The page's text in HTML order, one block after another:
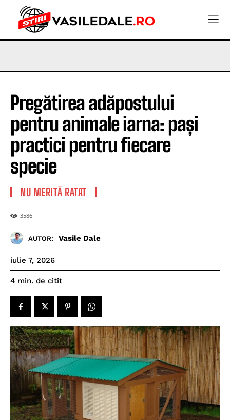
Pregătirea adăpostului
pentru animale iarna: pași
practici pentru fiecare
specie
NU MERITĂ RATAT
3586
AUTOR: Vasile Dale
iulie 7, 2026
4 min. de citit